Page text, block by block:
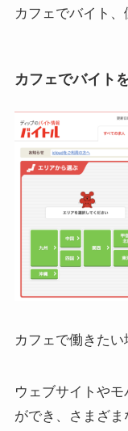
カフェでバイト、
カフェでバイト
カフェで働きたい
ウェブサイトや
ができ、さまざ